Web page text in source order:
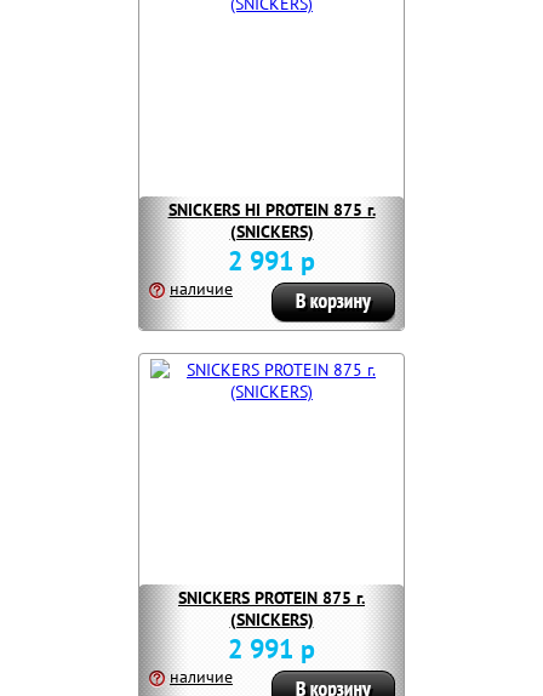
SNICKERS HI PROTEIN 875 г.
(SNICKERS)
2 991 р
наличие
SNICKERS PROTEIN 875 г.
(SNICKERS)
2 991 р
наличие